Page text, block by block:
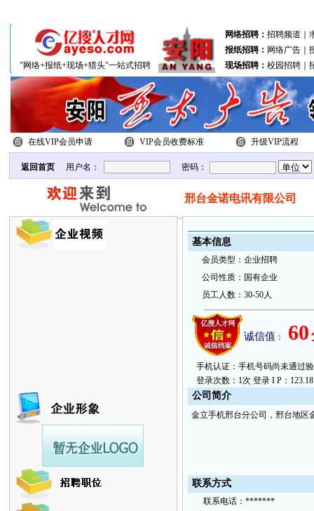
网络招聘： 招聘频道
报纸招聘： 网络广告｜
"网络+报纸+现场+猎头"一站式招聘
现场招聘： 校园招聘｜
在线VIP会员申请 VIP会员收费标准 升级VIP流程
返回首页 用户名： 密码：
邢台金诺电讯有限公司
基本信息
会员类型： 企业招聘
公司性质： 国有企业
员工人数： 30-50人
诚信值 ： 60
手机认证：手机号码尚未通过
登录次数：1次 登录 I P：
公司简介
金立手机邢台分公司，邢台地区
联系方式
联系电话： *******